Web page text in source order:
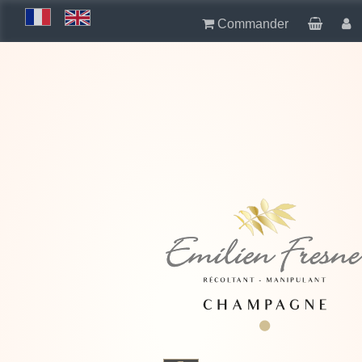
Commander